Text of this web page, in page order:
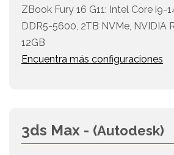
ZBook Fury 16 G11: Intel Core i9-
DDR5-5600, 2TB NVMe, NVIDIA
12GB
Encuentra más configuraciones
3ds Max - (Autodesk)